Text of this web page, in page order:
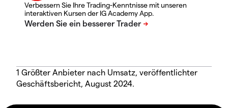
Verbessern Sie Ihre Trading-Kenntnisse mit unseren
interaktiven Kursen der IG Academy App.
1 Größter Anbieter nach Umsatz, veröffentlichter
Geschäftsbericht, August 2024.